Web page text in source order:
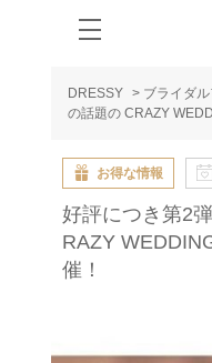
DRESSY > ブライダ
の話題の CRAZY
お得な情報
好評につき第2
RAZY
催！